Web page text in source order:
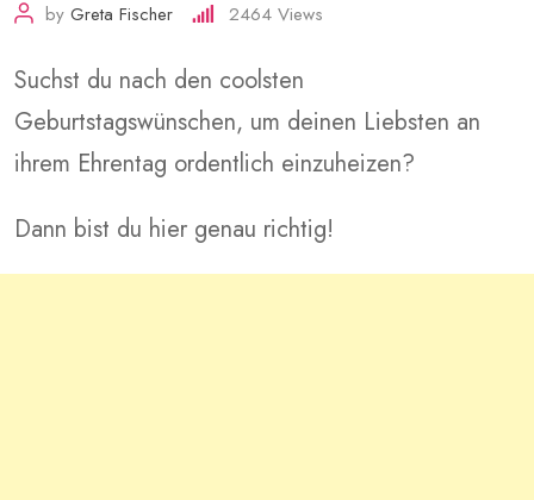
by Greta Fischer 2464 Views
Suchst du nach den coolsten
Geburtstagswünschen, um deinen Liebsten an
ihrem Ehrentag ordentlich einzuheizen?
Dann bist du hier genau richtig!